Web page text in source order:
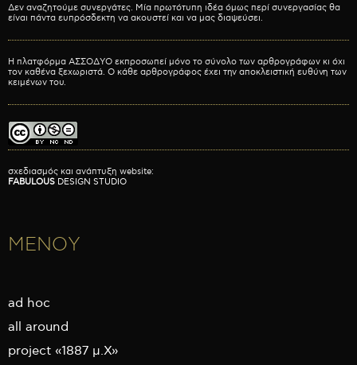
Δεν αναζητούμε συνεργάτες. Μία πρωτότυπη ιδέα όμως περί συνεργασίας θα
είναι πάντα ευπρόσδεκτη να ακουστεί και να μας διαψεύσει.
Η πλατφόρμα ΑΣΣΟΔΥΟ εκπροσωπεί μόνο το σύνολο των αρθρογράφων κι όχι
τον καθένα ξεχωριστά. Ο κάθε αρθρογράφος έχει την αποκλειστική ευθύνη των
κειμένων του.
σχεδιασμός και ανάπτυξη website:
FABULOUS DESIGN STUDIO
ΜΕΝΟΥ
ad hoc
all around
project «1887 μ.Χ»